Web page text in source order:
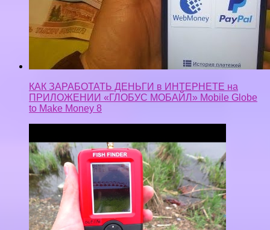
КАК ЗАРАБОТАТЬ ДЕНЬГИ в ИНТЕРНЕТЕ на
ПРИЛОЖЕНИИ «ГЛОБУС МОБАЙЛ» Mobile Globe
to Make Money 8